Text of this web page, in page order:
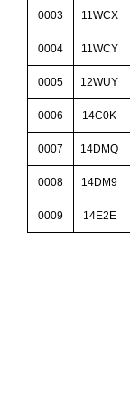
0003 11WCX
0004 11WCY
0005 12WUY
0006 14C0K
0007 14DMQ
0008 14DM9
0009 14E2E